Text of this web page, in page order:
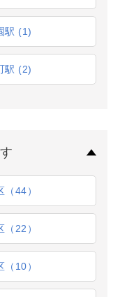
駅 (1)
駅 (2)
（44）
（22）
（10）